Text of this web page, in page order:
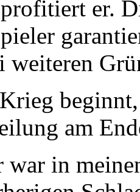
er.
weiteren
am
war in